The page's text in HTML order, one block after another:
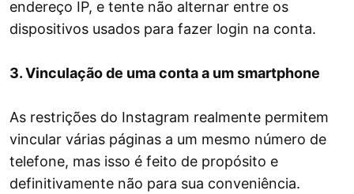
endereço IP, e tente não alternar entre os
dispositivos usados para fazer login na conta.
3. Vinculação de uma conta a um smartphone
As restrições do Instagram realmente permitem
vincular várias páginas a um mesmo número de
telefone, mas isso é feito de propósito e
definitivamente não para sua conveniência.